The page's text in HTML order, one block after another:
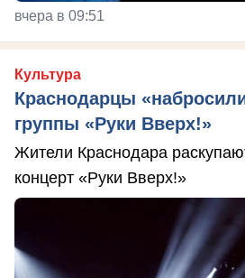
вчера в 09:51
Культура
Краснодарцы
группы «Руки Вверх!»
Жители Краснодара
концерт «Руки Вверх!»